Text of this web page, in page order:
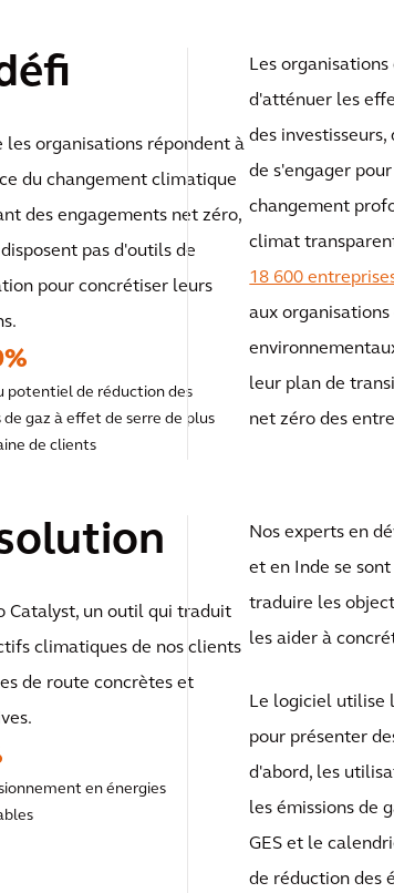
les organisations répondent à
du changement climatique
des engagements net zéro,
pas d'outils de
pour concrétiser leurs
potentiel de réduction des
de gaz à effet de serre de plus
de clients
Les
d'atténuer les
des
de s'engager
changement
climat
18 600
aux
leur plan de
net zéro des
Catalyst, un outil qui traduit
climatiques de nos clients
de route concrètes et
en énergies
Nos experts en
et en Inde se
traduire les
les aider à
Le logiciel utilise
pour présenter
d'abord, les
les émissions de
GES et le
de réduction des